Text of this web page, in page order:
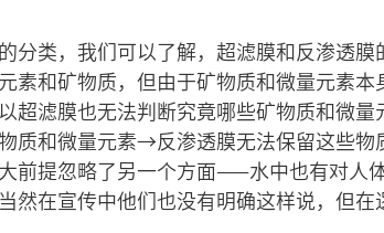
分类，我们可以了解，超滤膜和反渗透
素和矿物质，但由于矿物质和微量元素
超滤膜也无法判断究竟哪些矿物质和微
质和微量元素→反渗透膜无法保留这些
前提忽略了另一个方面——水中也有对人
然在宣传中他们也没有明确这样说，但在